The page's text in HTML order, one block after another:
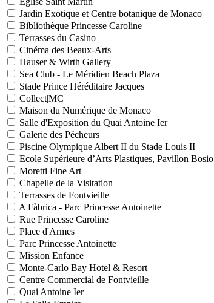
Jardin Exotique et Centre botanique de Monaco
Bibliothèque Princesse Caroline
Terrasses du Casino
Cinéma des Beaux-Arts
Hauser & Wirth Gallery
Sea Club - Le Méridien Beach Plaza
Stade Prince Héréditaire Jacques
Collect|MC
Maison du Numérique de Monaco
Salle d'Exposition du Quai Antoine Ier
Galerie des Pêcheurs
Piscine Olympique Albert II du Stade Louis II
Ecole Supérieure d’Arts Plastiques, Pavillon Bosio
Moretti Fine Art
Chapelle de la Visitation
Terrasses de Fontvieille
A Fàbrica - Parc Princesse Antoinette
Rue Princesse Caroline
Place d'Armes
Parc Princesse Antoinette
Mission Enfance
Monte-Carlo Bay Hotel & Resort
Centre Commercial de Fontvieille
Quai Antoine Ier